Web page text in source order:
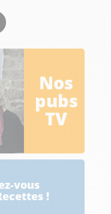
Nos
pubs
TV
vous
!